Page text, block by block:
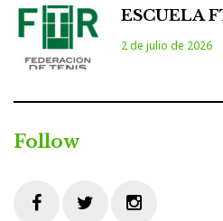
ESCUELA
2 de julio de 2026
Follow